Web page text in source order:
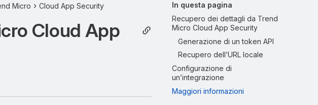
Italiano
日本語
한국어
中文（繁體）
In questa pagina
Recupero dei dettagli da Trend
Micro Cloud App Security
Generazione di un token API
Recupero dell’URL locale
Configurazione di
un’integrazione
Maggiori informazioni
Micro Cloud App Security
Cloud App